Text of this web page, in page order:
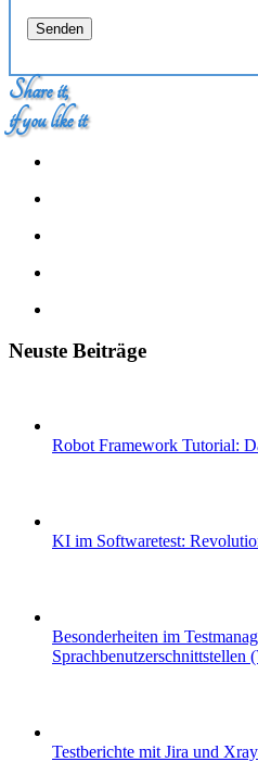
Share it,
if you like it
Neuste Beiträge
Robot Framework Tutorial:
KI im Softwaretest:
Besonderheiten im
Sprachbenutzerschnittstellen
Testberichte mit Jira und Xray